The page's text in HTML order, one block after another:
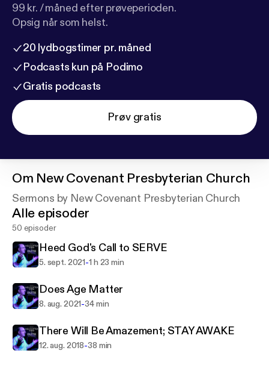
99 kr. / måned efter prøveperioden.
Opsig når som helst.
20 lydbogstimer pr. måned
Podcasts kun på Podimo
Gratis podcasts
Prøv gratis
Om New Covenant Presbyterian Church
Sermons by New Covenant Presbyterian Church
Alle episoder
50 episoder
Heed God's Call to SERVE
5. sept. 2021-1 h 23 min
Does Age Matter
8. aug. 2021-34 min
There Will Be Amazement; STAY AWAKE
12. aug. 2018-38 min